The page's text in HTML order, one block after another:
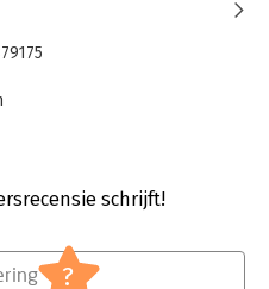
meer. Misschien is het al te
schrijft!
?